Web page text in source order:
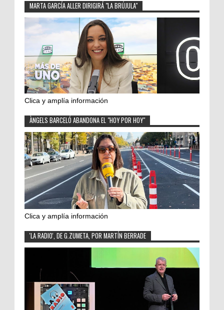
MARTA GARCÍA ALLER DIRIGIRÁ "LA BRÚJULA"
Clica y amplía información
ÀNGELS BARCELÓ ABANDONA EL "HOY POR HOY"
Clica y amplía información
'LA RADIO', DE G.ZUMETA, POR MARTÍN BERRADE